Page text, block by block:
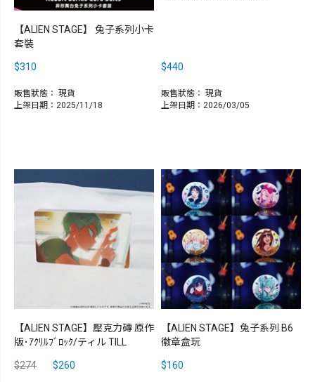
【ALIEN STAGE】 兔子系列小卡
套裝
$310
販售狀態： 現貨
上架日期：2025/11/18
$440
販售狀態： 現貨
上架日期：2026/03/05
【ALIEN STAGE】壓克力磚 原作
版･ｱｸﾘﾙﾌﾞﾛｯｸ/ティル TILL
$274 $260
【ALIEN STAGE】兔子系列 B6
徽章盒玩
$160